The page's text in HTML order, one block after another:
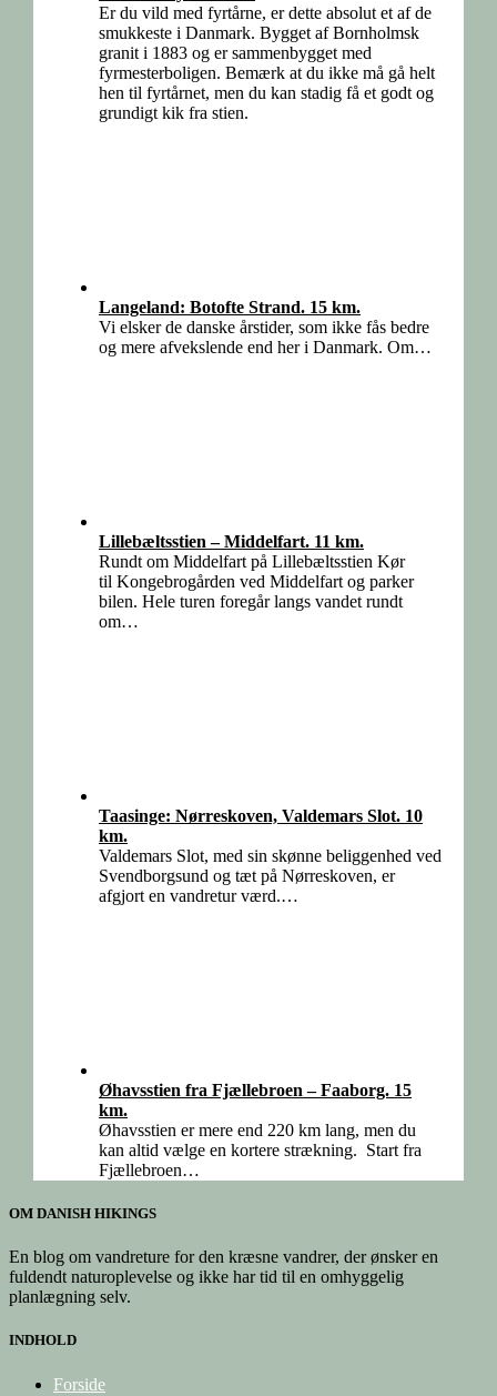
Er du vild med fyrtårne, er dette absolut et af de
smukkeste i Danmark. Bygget af Bornholmsk
granit i 1883 og er sammenbygget med
fyrmesterboligen. Bemærk at du ikke må gå helt
hen til fyrtårnet, men du kan stadig få et godt og
grundigt kik fra stien.
Langeland: Botofte Strand. 15 km.
Vi elsker de danske årstider, som ikke fås bedre
og mere afvekslende end her i Danmark. Om…
Lillebæltsstien – Middelfart. 11 km.
Rundt om Middelfart på Lillebæltsstien Kør
til Kongebrogården ved Middelfart og parker
bilen. Hele turen foregår langs vandet rundt
om…
Taasinge: Nørreskoven, Valdemars Slot. 10
km.
Valdemars Slot, med sin skønne beliggenhed ved
Svendborgsund og tæt på Nørreskoven, er
afgjort en vandretur værd.…
Øhavsstien fra Fjællebroen – Faaborg. 15
km.
Øhavsstien er mere end 220 km lang, men du
kan altid vælge en kortere strækning. Start fra
Fjællebroen…
OM DANISH HIKINGS
En blog om vandreture for den kræsne vandrer, der ønsker en
fuldendt naturoplevelse og ikke har tid til en omhyggelig
planlægning selv.
INDHOLD
Forside